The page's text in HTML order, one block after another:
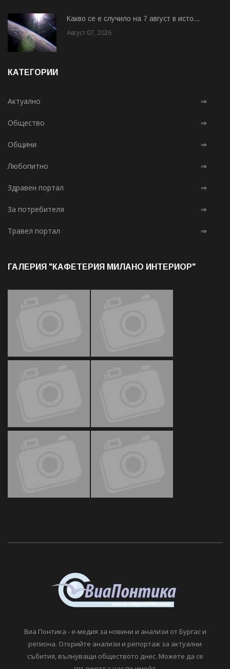
Какво се е случило на 7 август в исто...
Август 07, 2026
КАТЕГОРИИ
Актуално ⇒
Общество ⇒
Общини ⇒
Любопитно ⇒
Здравен портал ⇒
За потребителя ⇒
Травел портал ⇒
ГАЛЕРИЯ "КАФЕТЕРИЯ МИЛАНО ИНТЕРИОР"
Виа Понтика - е-медия за новини и анализи от Бургас и
региона. Открийте анализи и репортаж за актуални
събития, вълнуващи обществото днес. Можете да се